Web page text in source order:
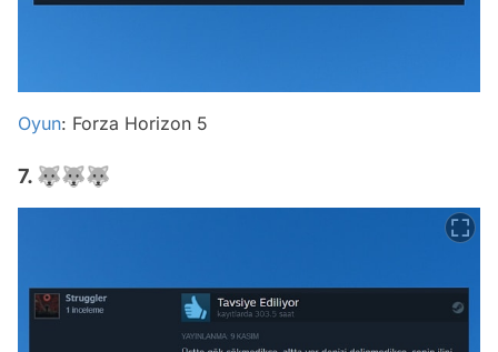
Oyun: Forza Horizon 5
7. 🐺🐺🐺